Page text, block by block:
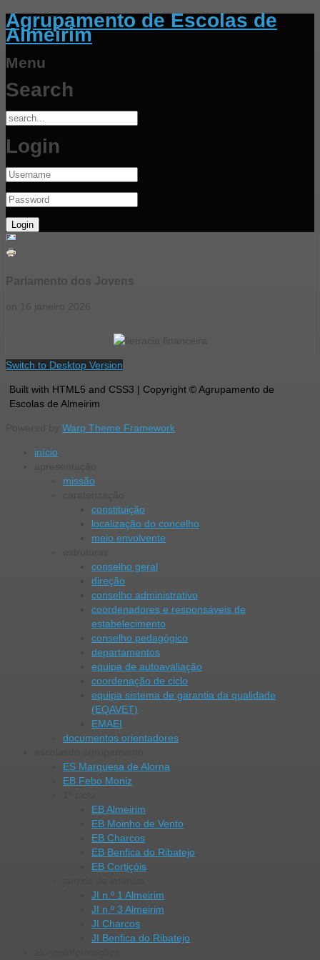
Agrupamento de Escolas de
Almeirim
Menu
Search
Login
Parlamento dos Jovens
Switch to Desktop Version
Built with HTML5 and CSS3 | Copyright © Agrupamento de
Escolas de Almeirim
Warp Theme Framework
início
missão
constituição
localização do concelho
meio envolvente
conselho geral
direção
conselho administrativo
coordenadores e responsáveis de
estabelecimento
conselho pedagógico
departamentos
equipa de autoavaliação
coordenação de ciclo
equipa sistema de garantia da qualidade
(EQAVET)
EMAEI
documentos orientadores
ES Marquesa de Alorna
EB Febo Moniz
EB Almeirim
EB Moinho de Vento
EB Charcos
EB Benfica do Ribatejo
EB Cortiçóis
JI n.º 1 Almeirim
JI n.º 3 Almeirim
JI Charcos
JI Benfica do Ribatejo